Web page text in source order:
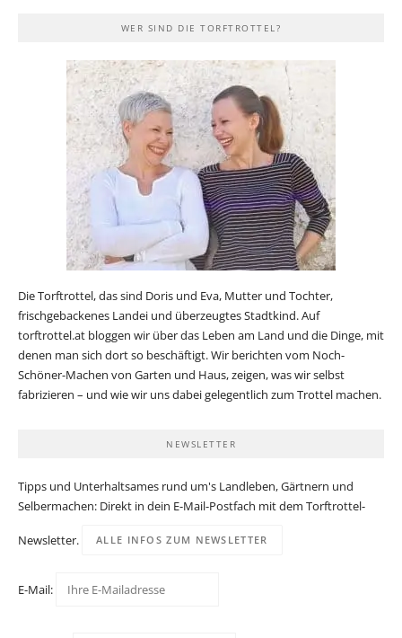
WER SIND DIE TORFTROTTEL?
Die Torftrottel, das sind Doris und Eva, Mutter und Tochter,
frischgebackenes Landei und überzeugtes Stadtkind. Auf
torftrottel.at bloggen wir über das Leben am Land und die Dinge, mit
denen man sich dort so beschäftigt. Wir berichten vom Noch-
Schöner-Machen von Garten und Haus, zeigen, was wir selbst
fabrizieren – und wie wir uns dabei gelegentlich zum Trottel machen.
NEWSLETTER
Tipps und Unterhaltsames rund um's Landleben, Gärtnern und
Selbermachen: Direkt in dein E-Mail-Postfach mit dem Torftrottel-
Newsletter. ALLE INFOS ZUM NEWSLETTER
E-Mail: